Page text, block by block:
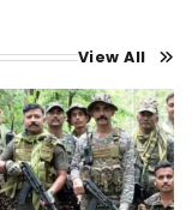
View All